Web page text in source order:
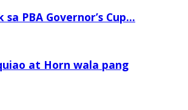
sa PBA Governor’s Cup...
at Horn wala pang